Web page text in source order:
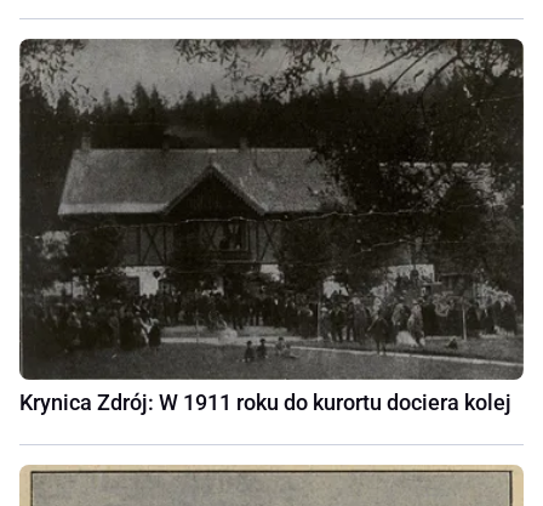
Krynica Zdrój: W 1911 roku do kurortu dociera kolej